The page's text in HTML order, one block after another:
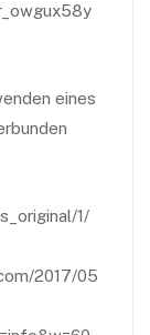
eines
1/
2017/05